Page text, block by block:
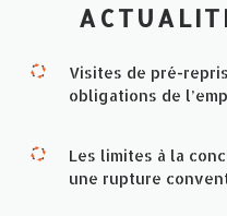
Visites de pré-
obligations de
Les limites à la
une rupture